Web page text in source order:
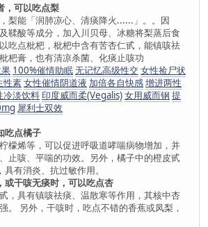
，可以吃点梨
梨能「润肺凉心、清痰降火......」。。因
鞣酸等成分，加入川贝母、冰糖将梨蒸后食
吃点枇杷，枇杷中含有苦杏仁甙，能镇咳祛
杷膏，也有清凉杀菌、化痰止咳功
100%催情助眠无记忆高级性交 女性捡尸状
性素女性催情阴道液 加倍各自快感增进两性
冷淡饮料 印度威而柔(Vegalis)女用威而钢 提
犀利士双效
吃点橘子
檬烯等，可以促进呼吸道哮喘病物增加，并
止咳、平喘的功效。另外，橘子中的橙皮甙
有消炎、抗过敏作用。
或干咳无痰时，可以吃点杏
，具有镇咳祛痰、温散寒等作用，其核中杏
。 另外，干咳时，吃点不错的香蕉或凤梨，